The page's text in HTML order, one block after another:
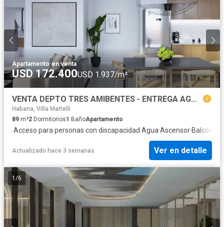
Apartamento·en venta
USD 172.400USD 1.937/m²
VENTA DEPTO TRES AMIBENTES - ENTREGA AGOSTO 2027 - FINANCIACIÓN
Habana, Villa Martelli
89 m²2 Dormitorios1 BañoApartamento
·Acceso para personas con discapacidad·Agua·Ascensor·Balcón
Actualizado hace 3 semanas Ver en detalle
1 /6